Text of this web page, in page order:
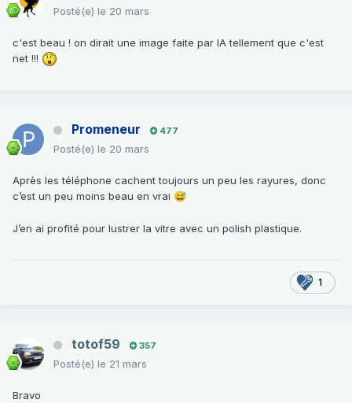
Posté(e) le 20 mars
c'est beau ! on dirait une image faite par IA tellement que c'est
net !!!
Promeneur 477
Posté(e) le 20 mars
Après les téléphone cachent toujours un peu les rayures, donc
c’est un peu moins beau en vrai 😅
J’en ai profité pour lustrer la vitre avec un polish plastique.
1
totof59 357
Posté(e) le 21 mars
Bravo